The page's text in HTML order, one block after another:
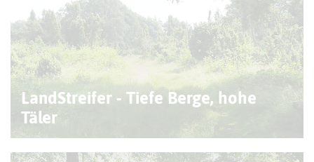
LandStreifer - Tiefe Berge, hohe
Täler